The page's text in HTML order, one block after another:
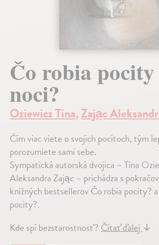
Čo robia
noci?
Oziewicz Tina,Zając
Čím viac viete o svojich pocitoch, tým
porozumiete sami sebe.
Sympatická autorská dvojica – Tina
Aleksandra Zając – prichádza s
knižných bestsellerov Čo robia pocity?
pocity?.
Kde spí bezstarostnosť?Čítať ďalej↓